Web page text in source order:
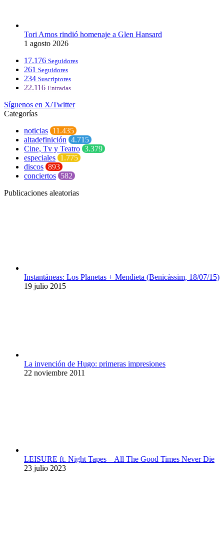
Tori Amos rindió homenaje a Glen Hansard
1 agosto 2026
17.176 Seguidores
261 Seguidores
234 Suscriptores
22.116 Entradas
Síguenos en X/Twitter
Categorías
noticias 11.435
altadefinición 4.715
Cine, Tv y Teatro 3.379
especiales 1.775
discos 893
conciertos 582
Publicaciones aleatorias
Instantáneas: Los Planetas + Mendieta (Benicàssim, 18/07/15)
19 julio 2015
La invención de Hugo: primeras impresiones
22 noviembre 2011
LEISURE ft. Night Tapes – All The Good Times Never Die
23 julio 2023